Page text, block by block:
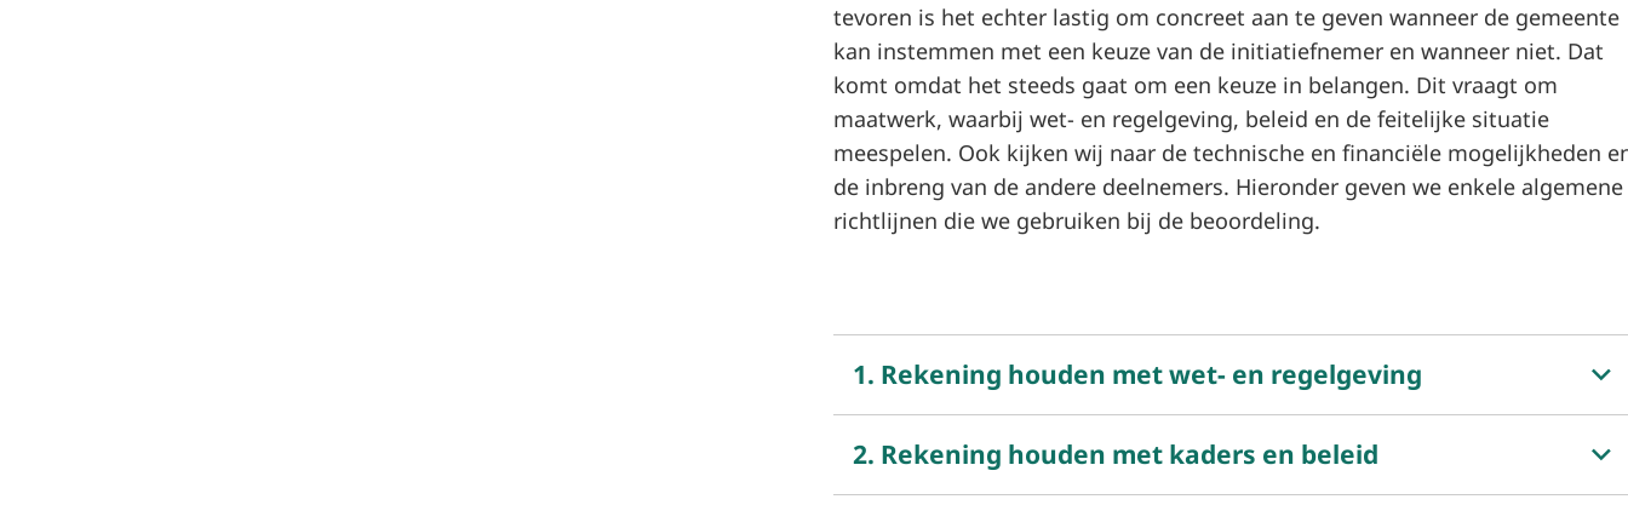
tevoren is het echter lastig om concreet aan te geven wanneer de gemeente
kan instemmen met een keuze van de initiatiefnemer en wanneer niet. Dat
komt omdat het steeds gaat om een keuze in belangen. Dit vraagt om
maatwerk, waarbij wet- en regelgeving, beleid en de feitelijke situatie
meespelen. Ook kijken wij naar de technische en financiële mogelijkheden
de inbreng van de andere deelnemers. Hieronder geven we enkele algemene
richtlijnen die we gebruiken bij de beoordeling.
1. Rekening houden met wet- en regelgeving
2. Rekening houden met kaders en beleid